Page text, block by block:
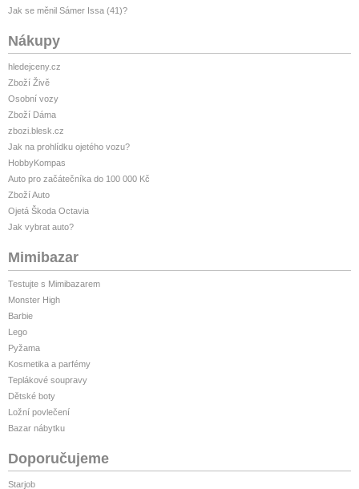
Jak se měnil Sámer Issa (41)?
Nákupy
hledejceny.cz
Zboží Živě
Osobní vozy
Zboží Dáma
zbozi.blesk.cz
Jak na prohlídku ojetého vozu?
HobbyKompas
Auto pro začátečníka do 100 000 Kč
Zboží Auto
Ojetá Škoda Octavia
Jak vybrat auto?
Mimibazar
Testujte s Mimibazarem
Monster High
Barbie
Lego
Pyžama
Kosmetika a parfémy
Teplákové soupravy
Dětské boty
Ložní povlečení
Bazar nábytku
Doporučujeme
Starjob